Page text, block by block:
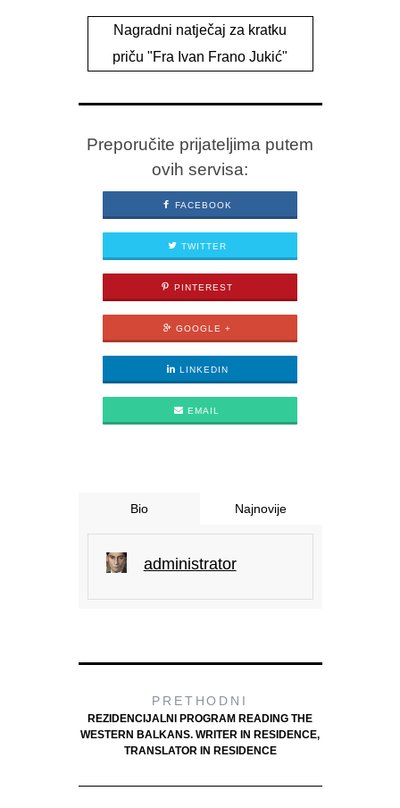
Nagradni natječaj za kratku
priču "Fra Ivan Frano Jukić"
Preporučite prijateljima putem
ovih servisa:
FACEBOOK
TWITTER
PINTEREST
GOOGLE +
LINKEDIN
EMAIL
Bio Najnovije
administrator
PRETHODNI
REZIDENCIJALNI PROGRAM READING THE
WESTERN BALKANS. WRITER IN RESIDENCE,
TRANSLATOR IN RESIDENCE